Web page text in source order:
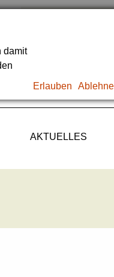
damit
Erlauben
AKTUELLES